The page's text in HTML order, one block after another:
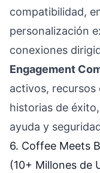
compatibilidad,
personalización
conexiones
Engagement
activos,
historias de
ayuda y
6. Coffee Meets
(10+ Millones de